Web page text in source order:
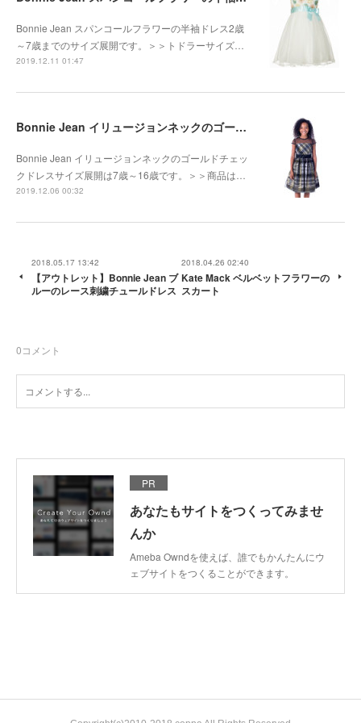
Bonnie Jean スパンコールフラワーの半袖ドレス2歳
～7歳までのサイズ展開です。＞＞トドラーサイズ…
2019.12.11 01:47
Bonnie Jean イリュージョンネックのゴールドチェックドレス
Bonnie Jean イリュージョンネックのゴールドチェッ
クドレスサイズ展開は7歳～16歳です。＞＞商品は…
2019.12.06 00:32
2018.05.17 13:42
【アウトレット】Bonnie Jean ブ
ルーのレース刺繍チュールドレス
2018.04.26 02:40
Kate Mack ベルベットフラワーの
スカート
0コメント
PR
あなたもサイトをつくってみませ
んか
Ameba Owndを使えば、誰でもかんたんにウ
ェブサイトをつくることができます。